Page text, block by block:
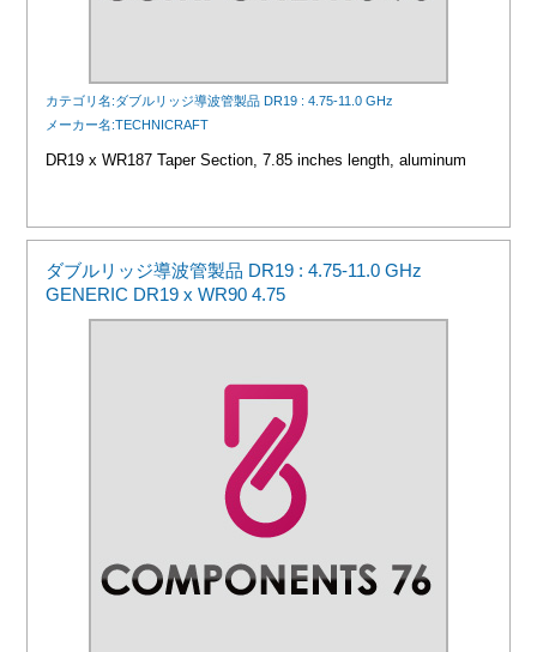
カテゴリ名:ダブルリッジ導波管製品 DR19 : 4.75-11.0 GHz
メーカー名:TECHNICRAFT
DR19 x WR187 Taper Section, 7.85 inches length, aluminum
ダブルリッジ導波管製品 DR19 : 4.75-11.0 GHz
GENERIC DR19 x WR90 4.75